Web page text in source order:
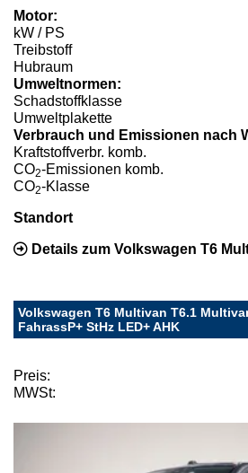
Motor:
kW / PS
Treibstoff
Hubraum
Umweltnormen:
Schadstoffklasse
Umweltplakette
Verbrauch und Emissionen nach
Kraftstoffverbr. komb.
CO2-Emissionen komb.
CO2-Klasse
Standort
Details zum Volkswagen T6
Volkswagen T6 Multivan T6.1
FahrassP+ StHz LED+ AHK
Preis:
MWSt: